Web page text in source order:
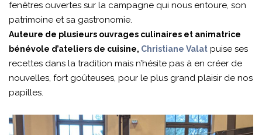
fenêtres ouvertes sur la campagne qui nous entoure, son
patrimoine et sa gastronomie.
Auteure de plusieurs ouvrages culinaires et animatrice
bénévole d’ateliers de cuisine, Christiane Valat puise ses
recettes dans la tradition mais n’hésite pas à en créer de
nouvelles, fort goûteuses, pour le plus grand plaisir de nos
papilles.